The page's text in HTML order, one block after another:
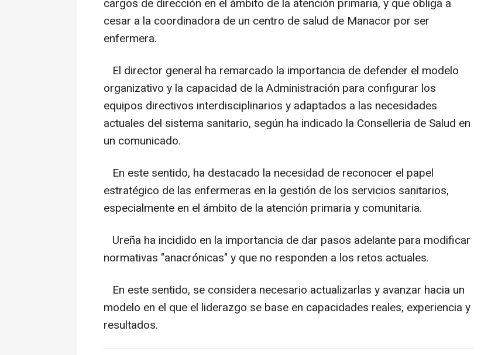
cargos de dirección en el ámbito de la atención primaria, y que obliga a
cesar a la coordinadora de un centro de salud de Manacor por ser
enfermera.
El director general ha remarcado la importancia de defender el modelo
organizativo y la capacidad de la Administración para configurar los
equipos directivos interdisciplinarios y adaptados a las necesidades
actuales del sistema sanitario, según ha indicado la Conselleria de Salud en
un comunicado.
En este sentido, ha destacado la necesidad de reconocer el papel
estratégico de las enfermeras en la gestión de los servicios sanitarios,
especialmente en el ámbito de la atención primaria y comunitaria.
Ureña ha incidido en la importancia de dar pasos adelante para modificar
normativas "anacrónicas" y que no responden a los retos actuales.
En este sentido, se considera necesario actualizarlas y avanzar hacia un
modelo en el que el liderazgo se base en capacidades reales, experiencia y
resultados.